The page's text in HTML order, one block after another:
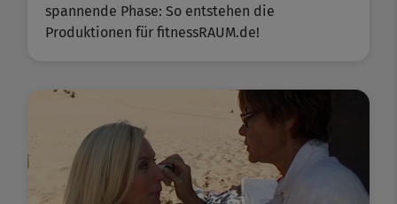
spannende Phase: So entstehen die
Produktionen für fitnessRAUM.de!